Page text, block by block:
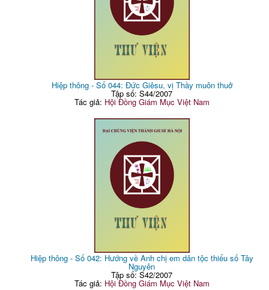
Hiệp thông - Số 044: Đức Giêsu, vị Thầy muôn thuở
Tập số: S44/2007
Tác giả: Hội Đồng Giám Mục Việt Nam
Hiệp thông - Số 042: Hướng về Anh chị em dân tộc thiểu số Tây
Nguyên
Tập số: S42/2007
Tác giả: Hội Đồng Giám Mục Việt Nam